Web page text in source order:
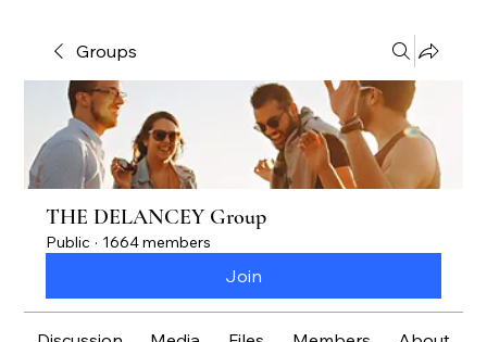
Groups
THE DELANCEY Group
Public · 1664 members
Join